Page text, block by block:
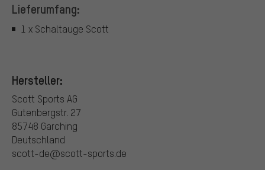
Lieferumfang:
1 x Schaltauge Scott
Hersteller:
Scott Sports AG
Gutenbergstr. 27
85748 Garching
Deutschland
scott-de@scott-sports.de